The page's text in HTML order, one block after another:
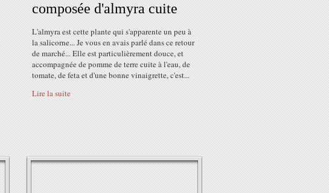
composée d'almyra cuite
L'almyra est cette plante qui s'apparente un peu à
la salicorne... Je vous en avais parlé dans ce retour
de marché... Elle est particulièrement douce, et
accompagnée de pomme de terre cuite à l'eau, de
tomate, de feta et d'une bonne vinaigrette, c'est...
Lire la suite